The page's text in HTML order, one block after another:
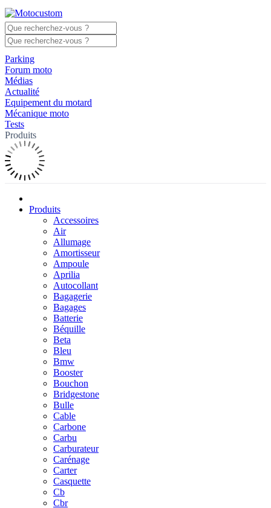
Parking
Forum moto
Médias
Actualité
Equipement du motard
Mécanique moto
Tests
Produits
Produits
Accessoires
Air
Allumage
Amortisseur
Ampoule
Aprilia
Autocollant
Bagagerie
Bagages
Batterie
Béquille
Beta
Bleu
Bmw
Booster
Bouchon
Bridgestone
Bulle
Cable
Carbone
Carbu
Carburateur
Carénage
Carter
Casquette
Cb
Cbr